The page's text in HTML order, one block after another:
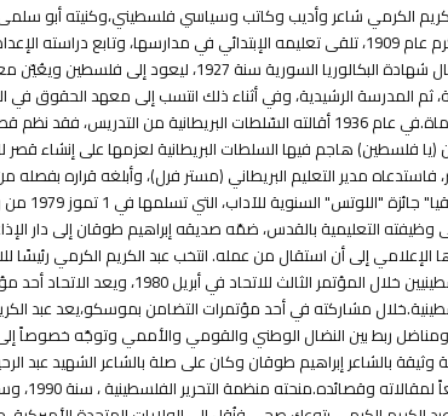
الكرمي شاعر وأديب وكاتب وسياسي فلسطيني،وكنيته أبو
طولكرم عام 1909، تلقى تعليمه الإبتدائي في مدارسها، وتابع
حيث نال شهادة البكالوريا السورية سنة 1927،
ثم المدرسة الرشيدية، وفي أثناء ذلك انتسب إلى معهد الحقوق
المحاماة.في عام 1936 أقالته السّلطات البريطانية من التدريس،
(يا فلسطين) هاجم فيها السلطات البريطانية لعزمها على إنشاء
فاستدعاه مدير التعليم البريطاني (مستر فرل)، وأبلغه قراره
التعليمية بالقدس، ضمّه صديقه إبراهيم طوقان إلى دار
الإعلامي إلى أن استقال من عمله. انتخب عبد الكريم الكرمي رئيسًا
الفلسطينيين خلال المؤتمر الثالث للاتحاد
مشاركته في أحد مؤتمرات التضامن بموسكو،يعد عبد
ربط بين النضال الوطني والقومي والأممي وتوجّه خصوصاً
وثيقة بالشاعر إبراهيم طوقان وكان على صلة بالشاعر الشهيد عبد
توقيعاً